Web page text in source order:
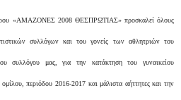
«ΑΜΑΖΟΝΕΣ 2008 ΘΕΣΠΡΩΤΙΑΣ» προσκαλεί όλους
συλλόγων και του γονείς των αθλητριών του
συλλόγου μας, για την κατάκτηση του γυναικείου
περιόδου 2016-2017 και μάλιστα αήττητες και την